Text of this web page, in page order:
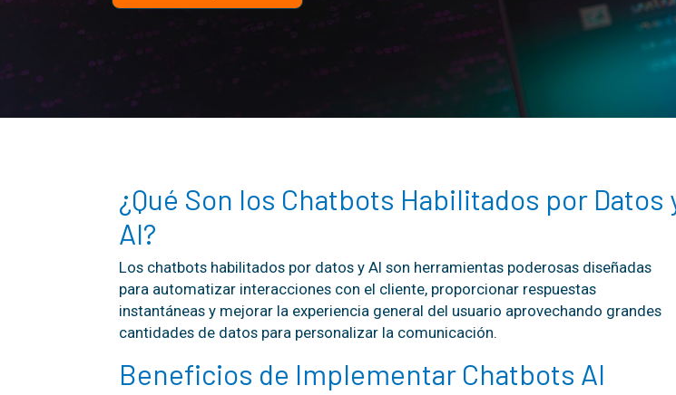
¿Qué Son los Chatbots Habilitados por Datos
AI?
Los chatbots habilitados por datos y AI son herramientas poderosas diseñadas
para automatizar interacciones con el cliente, proporcionar respuestas
instantáneas y mejorar la experiencia general del usuario aprovechando grandes
cantidades de datos para personalizar la comunicación.
Beneficios de Implementar Chatbots AI